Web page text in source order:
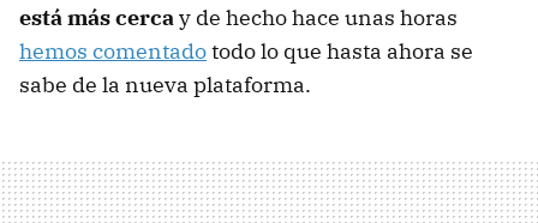
está más cercay de hecho hace unas horas
hemos comentadotodo lo que hasta ahora se
sabe de la nueva plataforma.